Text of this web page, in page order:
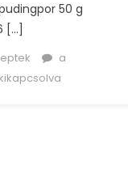
50 g
[…]
Kókuszos
tortakrém
a